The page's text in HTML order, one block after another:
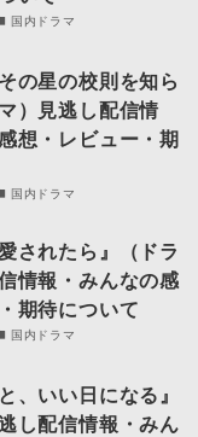
国内ドラマ
の星の校則を知ら
）見逃し配信情
想・レビュー・期
国内ドラマ
されたら』（ドラ
情報・みんなの感
期待について
国内ドラマ
、いい日になる』
し配信情報・みん